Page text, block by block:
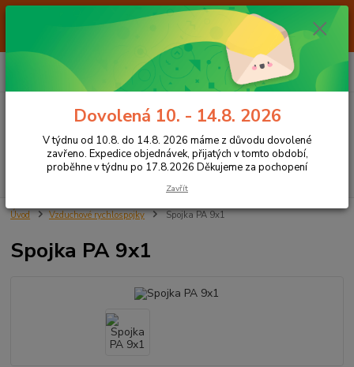
Od 7.8. do 14.8. 2026 máme z důvodu dovolené ZAVŘENO. Expedice
objednávek, přijatých v tomto období, proběhne v týdnu po 17.8.2026
Děkujeme za pochopení
CZK
Hledat
+420 605 283 713
za0,00 Kč
Úvod Vzduchové rychlospojky Spojka PA 9x1
Spojka PA 9x1
Dovolená 10. - 14.8. 2026
V týdnu od 10.8. do 14.8. 2026 máme z důvodu dovolené
zavřeno. Expedice objednávek, přijatých v tomto období,
proběhne v týdnu po 17.8.2026 Děkujeme za pochopení
Zavřít